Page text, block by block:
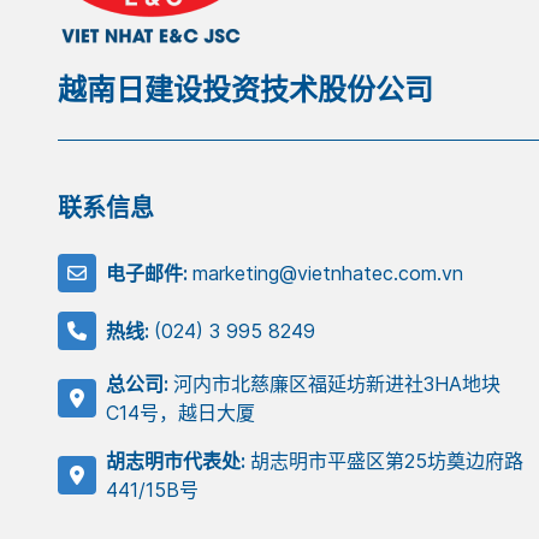
越南日建设投资技术股份公司
联系信息
电子邮件: marketing@vietnhatec.com.vn
热线: (024) 3 995 8249
总公司: 河内市北慈廉区福延坊新进社3HA地块
C14号，越日大厦
胡志明市代表处: 胡志明市平盛区第25坊奠边府路
441/15B号